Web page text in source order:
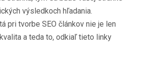
výsledkoch hľadania.
pri tvorbe SEO článkov nie je len
a teda to, odkiaľ tieto linky